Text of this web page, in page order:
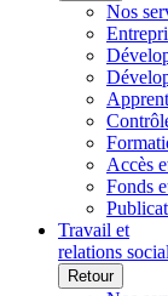
Nos
Accès
Fonds
Travail et
relations
Retour